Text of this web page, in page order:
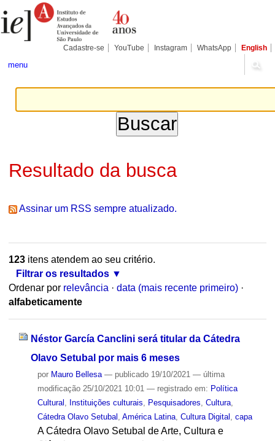
para
conteúdo.
Pessoais
Cadastre-se YouTube Instagram WhatsApp English
menu
Resultado da busca
Assinar um RSS sempre atualizado.
123itens atendem ao seu critério.
Filtrar os resultados
Ordenar por relevância · data (mais recente primeiro) ·
alfabeticamente
Néstor García Canclini será titular da Cátedra
Olavo Setubal por mais 6 meses
por Mauro Bellesa — publicado19/10/2021 — última
modificação25/10/2021 10:01 — registrado em: Política
Cultural
Instituições culturais Pesquisadores Cultura,
Cátedra Olavo Setubal
América Latina, Cultura Digital capa
A Cátedra Olavo Setubal de Arte, Cultura e